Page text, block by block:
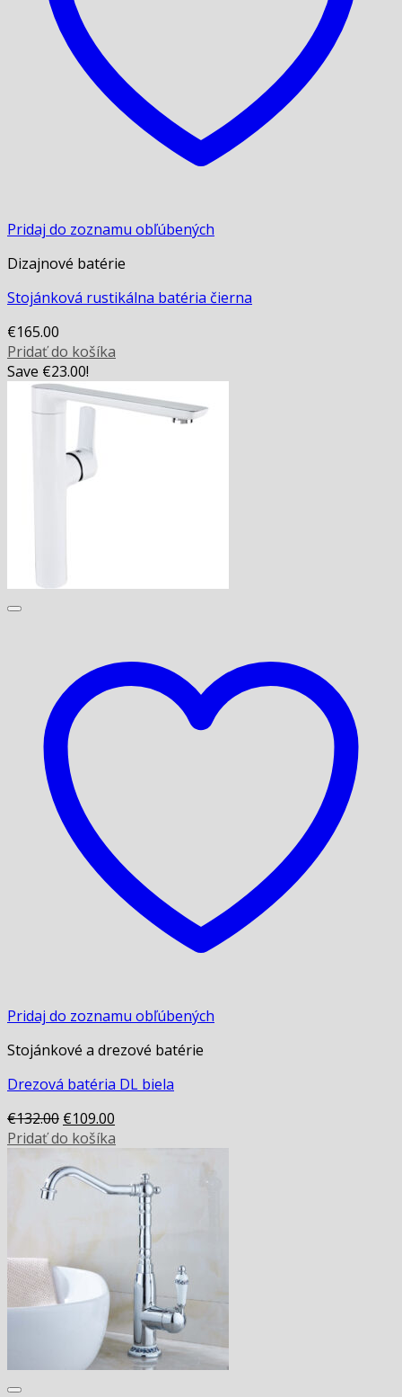
Pridaj do zoznamu obľúbených
Dizajnové batérie
Stojánková rustikálna batéria čierna
€165.00
Pridať do košíka
Save €23.00!
Pridaj do zoznamu obľúbených
Stojánkové a drezové batérie
Drezová batéria DL biela
€132.00 Original
price
€132.00.
€109.00
price
€109.00.
Pridať do košíka